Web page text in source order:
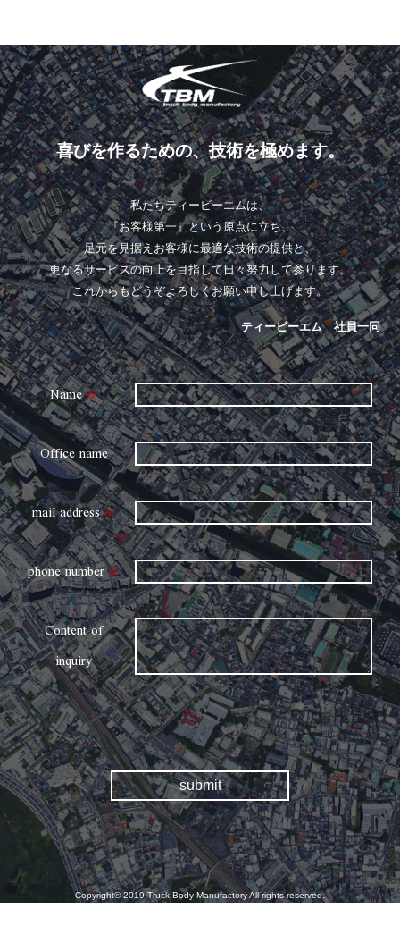
喜びを作るための、技術を極めます。
私たちティービーエムは、
『お客様第一』という原点に立ち、
足元を見据えお客様に最適な技術の提供と、
更なるサービスの向上を目指して日々努力して参ります。
これからもどうぞよろしくお願い申し上げます。
ティービーエム 社員一同
Name※
Office name
mail address※
phone number※
Content of
inquiry
Copyright© 2019 Truck Body Manufactory All rights reserved.